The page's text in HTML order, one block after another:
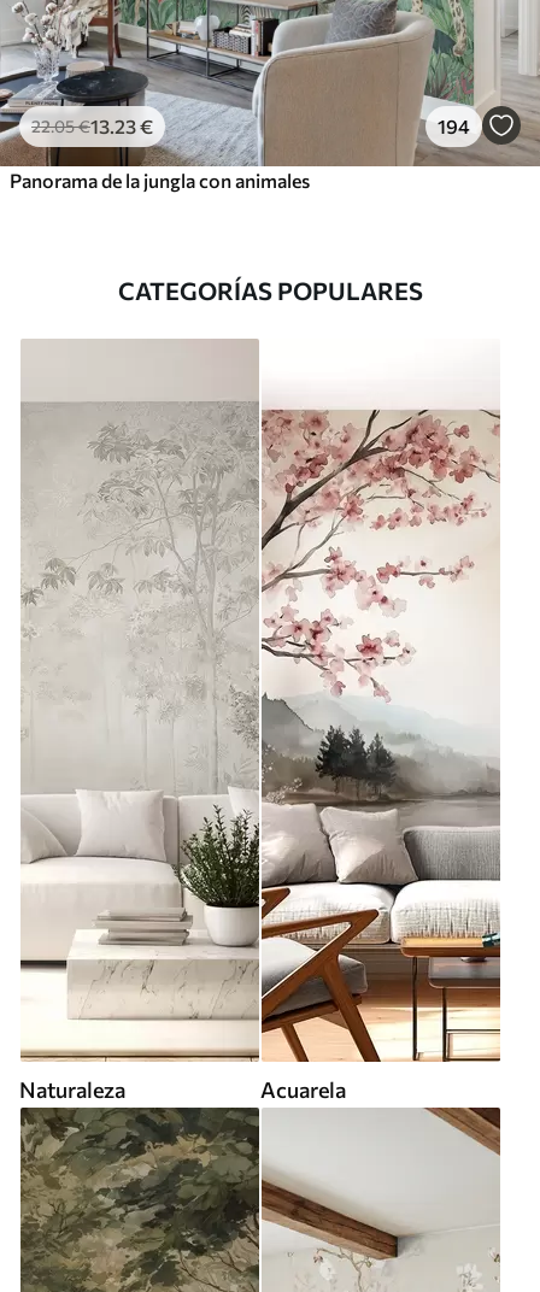
22.05€13 .23€ 194
Panorama de la jungla con animales
CATEGORÍAS POPULARES
Naturaleza Acuarela